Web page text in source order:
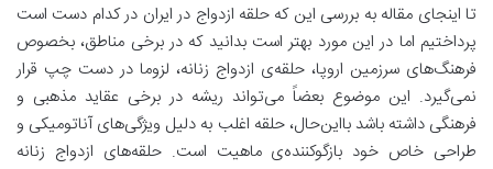
تا اینجای مقاله به بررسی این که حلقه ازدواج در ایران در کدام دست است
پرداختیم اما در این مورد بهتر است بدانید که در برخی مناطق، بخصوص
فرهنگ‌های سرزمین اروپا، حلقه‌ی ازدواج زنانه، لزوما در دست چپ قرار
نمی‌گیرد. این موضوع بعضاً می‌تواند ریشه در برخی عقاید مذهبی و
فرهنگی داشته باشد بااین‌حال، حلقه اغلب به دلیل ویژگی‌های آناتومیکی و
طراحی خاص خود بازگوکننده‌ی ماهیت است. حلقه‌های ازدواج زنانه